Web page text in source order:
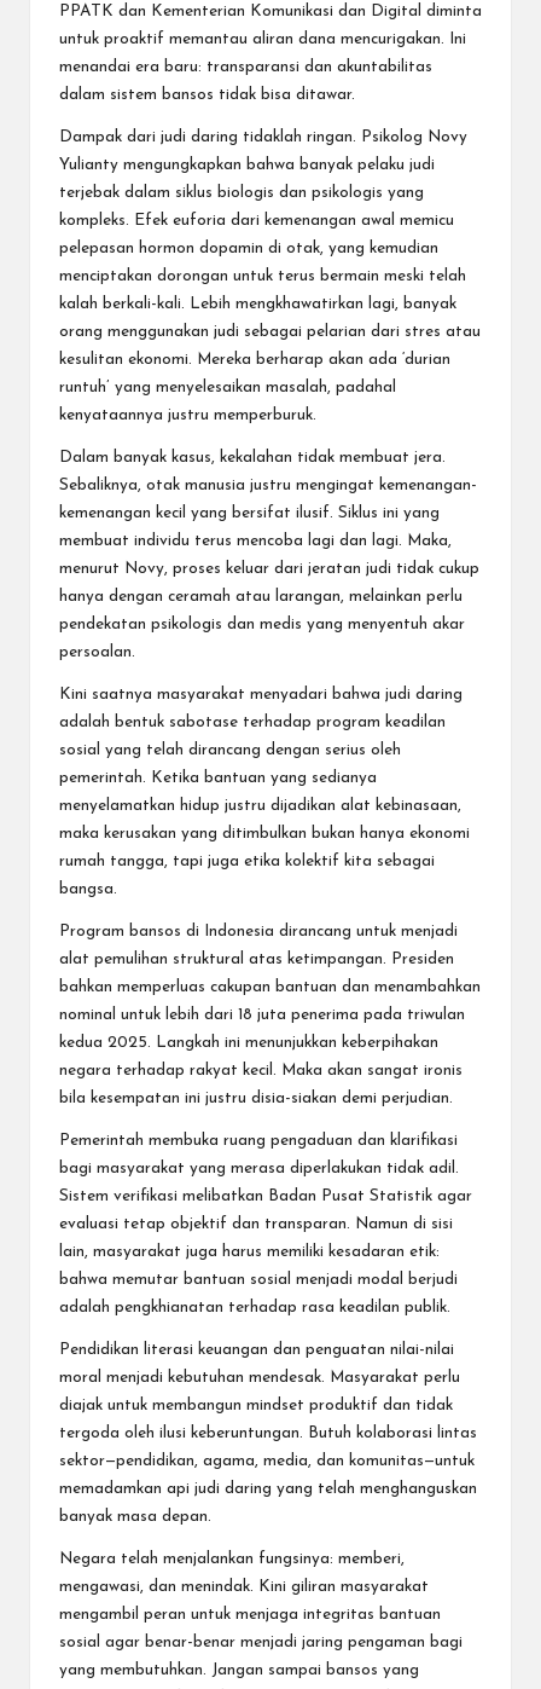
PPATK dan Kementerian Komunikasi dan Digital diminta
untuk proaktif memantau aliran dana mencurigakan. Ini
menandai era baru: transparansi dan akuntabilitas
dalam sistem bansos tidak bisa ditawar.
Dampak dari judi daring tidaklah ringan. Psikolog Novy
Yulianty mengungkapkan bahwa banyak pelaku judi
terjebak dalam siklus biologis dan psikologis yang
kompleks. Efek euforia dari kemenangan awal memicu
pelepasan hormon dopamin di otak, yang kemudian
menciptakan dorongan untuk terus bermain meski telah
kalah berkali-kali. Lebih mengkhawatirkan lagi, banyak
orang menggunakan judi sebagai pelarian dari stres atau
kesulitan ekonomi. Mereka berharap akan ada ‘durian
runtuh’ yang menyelesaikan masalah, padahal
kenyataannya justru memperburuk.
Dalam banyak kasus, kekalahan tidak membuat jera.
Sebaliknya, otak manusia justru mengingat kemenangan-
kemenangan kecil yang bersifat ilusif. Siklus ini yang
membuat individu terus mencoba lagi dan lagi. Maka,
menurut Novy, proses keluar dari jeratan judi tidak cukup
hanya dengan ceramah atau larangan, melainkan perlu
pendekatan psikologis dan medis yang menyentuh akar
persoalan.
Kini saatnya masyarakat menyadari bahwa judi daring
adalah bentuk sabotase terhadap program keadilan
sosial yang telah dirancang dengan serius oleh
pemerintah. Ketika bantuan yang sedianya
menyelamatkan hidup justru dijadikan alat kebinasaan,
maka kerusakan yang ditimbulkan bukan hanya ekonomi
rumah tangga, tapi juga etika kolektif kita sebagai
bangsa.
Program bansos di Indonesia dirancang untuk menjadi
alat pemulihan struktural atas ketimpangan. Presiden
bahkan memperluas cakupan bantuan dan menambahkan
nominal untuk lebih dari 18 juta penerima pada triwulan
kedua 2025. Langkah ini menunjukkan keberpihakan
negara terhadap rakyat kecil. Maka akan sangat ironis
bila kesempatan ini justru disia-siakan demi perjudian.
Pemerintah membuka ruang pengaduan dan klarifikasi
bagi masyarakat yang merasa diperlakukan tidak adil.
Sistem verifikasi melibatkan Badan Pusat Statistik agar
evaluasi tetap objektif dan transparan. Namun di sisi
lain, masyarakat juga harus memiliki kesadaran etik:
bahwa memutar bantuan sosial menjadi modal berjudi
adalah pengkhianatan terhadap rasa keadilan publik.
Pendidikan literasi keuangan dan penguatan nilai-nilai
moral menjadi kebutuhan mendesak. Masyarakat perlu
diajak untuk membangun mindset produktif dan tidak
tergoda oleh ilusi keberuntungan. Butuh kolaborasi lintas
sektor—pendidikan, agama, media, dan komunitas—untuk
memadamkan api judi daring yang telah menghanguskan
banyak masa depan.
Negara telah menjalankan fungsinya: memberi,
mengawasi, dan menindak. Kini giliran masyarakat
mengambil peran untuk menjaga integritas bantuan
sosial agar benar-benar menjadi jaring pengaman bagi
yang membutuhkan. Jangan sampai bansos yang